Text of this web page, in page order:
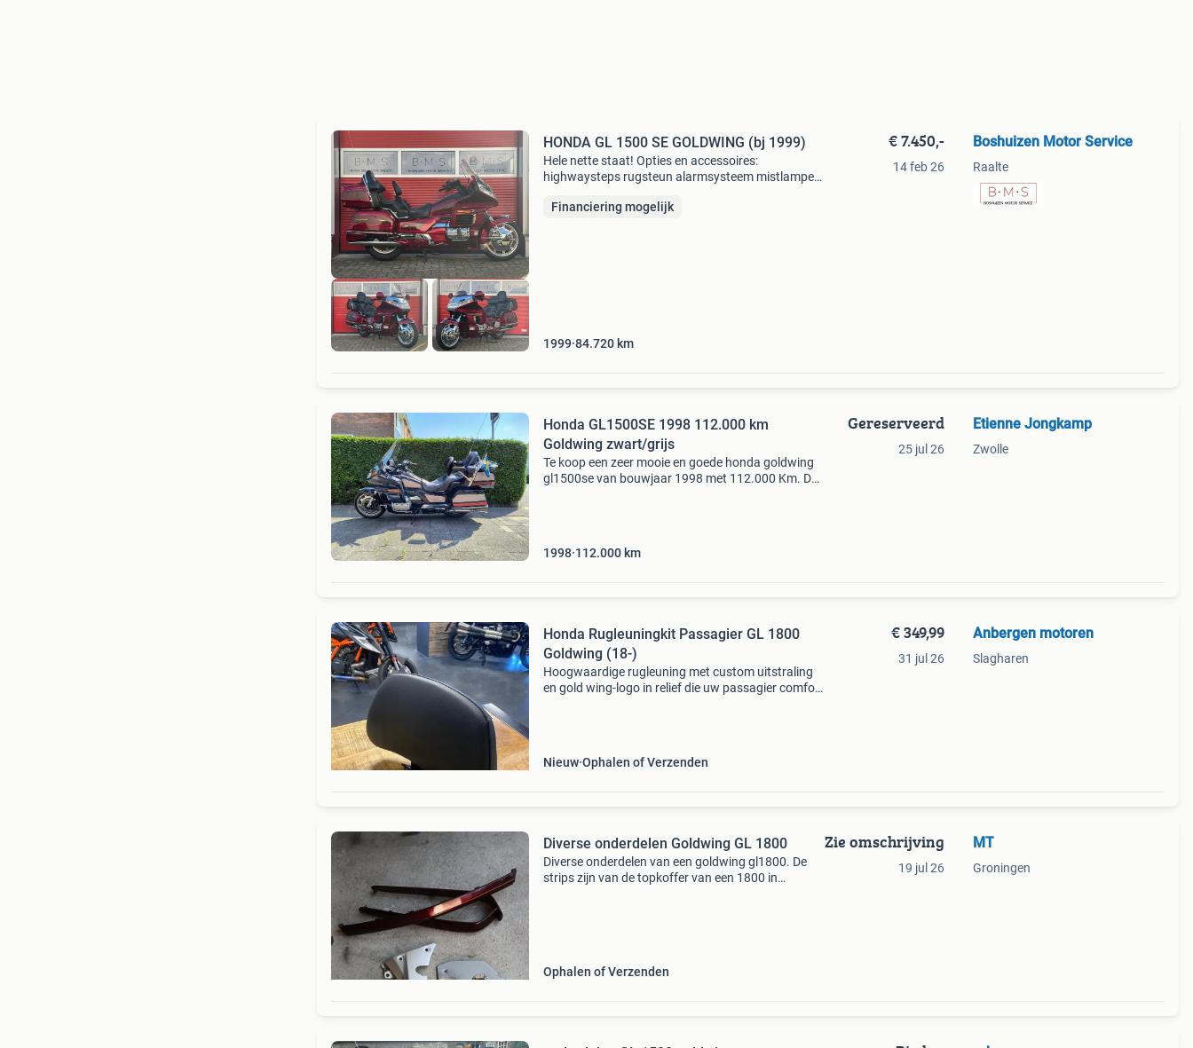
HONDA GL 1500 SE GOLDWING (bj 1999)
Hele nette staat! Opties en accessoires:
highwaysteps rugsteun alarmsysteem mistlampen
af met: 12 maanden bovag garantie voor € 349,-
Financiering mogelijk
1999 84.720 km
€ 7.450,-
14 feb 26
Boshuizen Motor Service
Raalte
Honda GL1500SE 1998 112.000 km
Goldwing zwart/grijs
Te koop een zeer mooie en goede honda goldwing
gl1500se van bouwjaar 1998 met 112.000 Km. De
1998 112.000 km
Gereserveerd
25 jul 26
Etienne Jongkamp
Zwolle
Honda Rugleuningkit Passagier GL 1800
Goldwing (18-)
Hoogwaardige rugleuning met custom uitstraling
en gold wing-logo in relief die uw passagier comfort
Nieuw Ophalen of Verzenden
€ 349,99
31 jul 26
Anbergen motoren
Slagharen
Diverse onderdelen Goldwing GL 1800
Diverse onderdelen van een goldwing gl1800. De
strips zijn van de topkoffer van een 1800 in
Ophalen of Verzenden
Zie omschrijving
19 jul 26
MT
Groningen